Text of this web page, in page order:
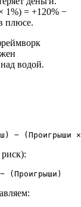
1%) = +120% −
плюсе.
водой.